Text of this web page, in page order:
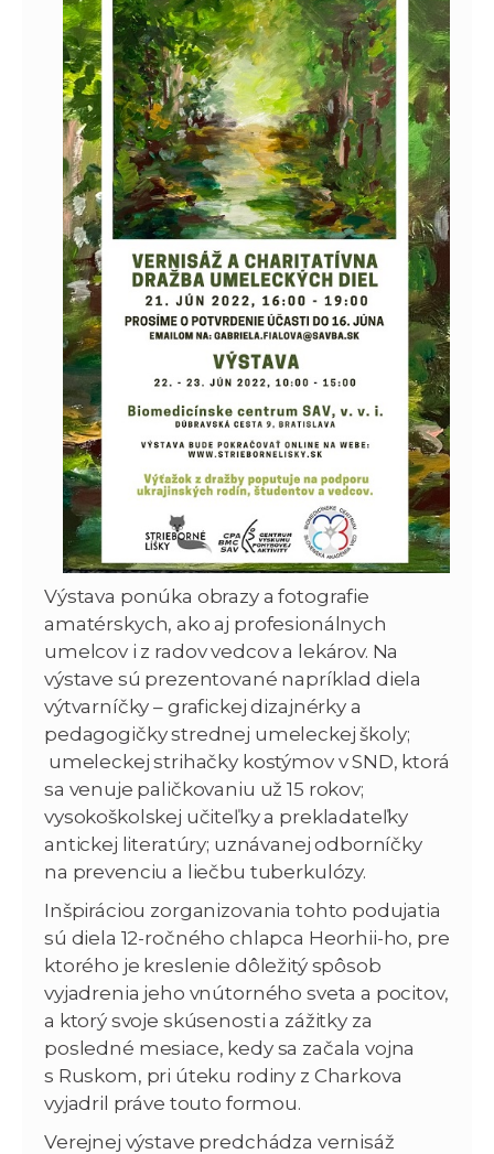
Výstava ponúka obrazy a fotografie
amatérskych, ako aj profesionálnych
umelcov i z radov vedcov a lekárov. Na
výstave sú prezentované napríklad diela
výtvarníčky – grafickej dizajnérky a
pedagogičky strednej umeleckej školy;
umeleckej strihačky kostýmov v SND, ktorá
sa venuje paličkovaniu už 15 rokov;
vysokoškolskej učiteľky a prekladateľky
antickej literatúry; uznávanej odborníčky
na prevenciu a liečbu tuberkulózy.
Inšpiráciou zorganizovania tohto podujatia
sú diela 12-ročného chlapca Heorhii-ho, pre
ktorého je kreslenie dôležitý spôsob
vyjadrenia jeho vnútorného sveta a pocitov,
a ktorý svoje skúsenosti a zážitky za
posledné mesiace, kedy sa začala vojna
s Ruskom, pri úteku rodiny z Charkova
vyjadril práve touto formou.
Verejnej výstave predchádza vernisáž